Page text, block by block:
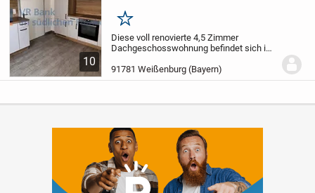
10
Merken
Diese voll renovierte 4,5 Zimmer
Dachgeschosswohnung befindet sich im
Geschäfte des täglichen Bedarfs sind
fußläufig erreichbar. Die Wohnung bietet
91781 Weißenburg (Bayern)